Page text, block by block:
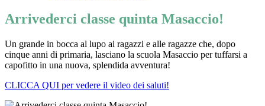
Arrivederci classe quinta Masaccio!
Un grande in bocca al lupo ai ragazzi e alle ragazze che, dopo
cinque anni di primaria, lasciano la scuola Masaccio per tuffarsi a
capofitto in una nuova, splendida avventura!
CLICCA QUI per vedere il video dei saluti!